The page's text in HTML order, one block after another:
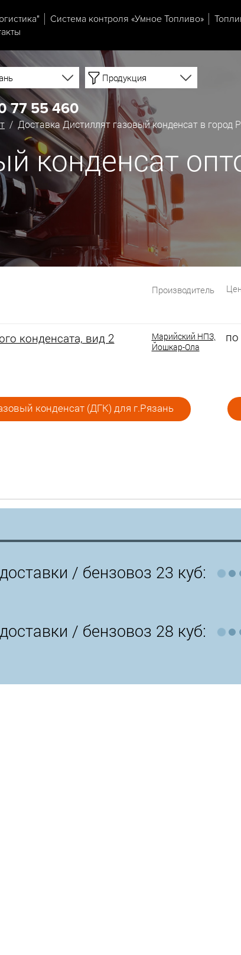
Система контроля «Умное Топливо»
Продукция
77 55 460
/ Доставка Дистиллят газовый конденсат в город
конденсат
Производитель
конденсата, вид 2
Марийский НПЗ,
Йошкар-Ола
конденсат (ДГК) для г.Рязань
/ бензовоз 23 куб:
/ бензовоз 28 куб: